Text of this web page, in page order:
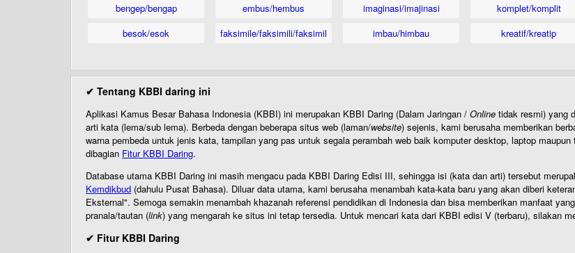
bengep/bengap
besok/esok
embus/hembus
faksimile/faksimili/faksimil
imaginasi/imajinasi
imbau/himbau
komplet/komplit
kreatif/kreatip
✔ Tentang KBBI daring ini
Aplikasi Kamus Besar Bahasa Indonesia (KBBI) ini merupakan KBBI Daring (Dalam Jaringan / Online tidak resmi) yang
arti kata (lema/sub lema). Berbeda dengan beberapa situs web (laman/website) sejenis, kami berusaha memberikan
warna pembeda untuk jenis kata, tampilan yang pas untuk segala perambah web baik komputer desktop, laptop
dibagian Fitur KBBI Daring.
Database utama KBBI Daring ini masih mengacu pada KBBI Daring Edisi III, sehingga isi (kata dan arti) tersebut
Kemdikbud (dahulu Pusat Bahasa). Diluar data utama, kami berusaha menambah kata-kata baru yang akan diberi
Eksternal". Semoga semakin menambah khazanah referensi pendidikan di Indonesia dan bisa memberikan manfaat
pranala/tautan (link) yang mengarah ke situs ini tetap tersedia. Untuk mencari kata dari KBBI edisi V (terbaru), silakan
✔ Fitur KBBI Daring